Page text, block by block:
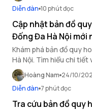
Diễn đàn 10 phút đọc
Cập nhật bản đồ
Đống Đa Hà Nội mới
Khám phá bản đồ quy
Hà Nội. Tìm hiểu chi
phát triển bất động sản
Hoàng Nam 24/10/
Diễn đàn 7 phút đọc
Tra cứu bản đồ quy